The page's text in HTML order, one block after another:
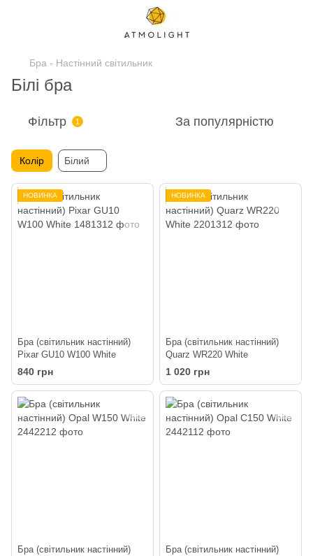
Бра - Настінний світильник
Білі бра
Фільтр 1 За популярністю
Колір Білий
НОВИНКА
Бра (світильник настінний)
Pixar GU10 W100 White
840 грн
НОВИНКА
Бра (світильник настінний)
Quarz WR220 White
1 020 грн
Бра (світильник настінний)
Бра (світильник настінний)